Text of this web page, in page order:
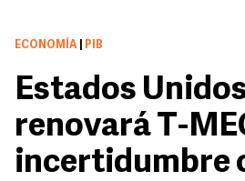
ECONOMÍA PIB
Estados
renovará T-
incertidumbre